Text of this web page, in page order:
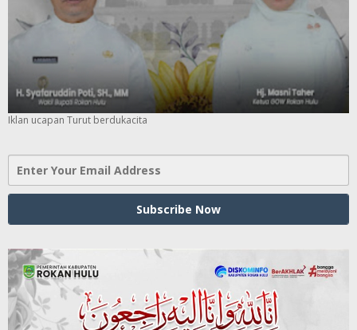
Iklan ucapan Turut berdukacita